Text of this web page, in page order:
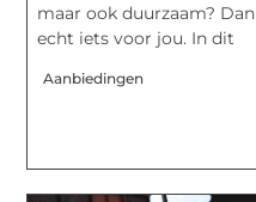
maar ook duurzaam?
echt iets voor jou. In dit
Aanbiedingen